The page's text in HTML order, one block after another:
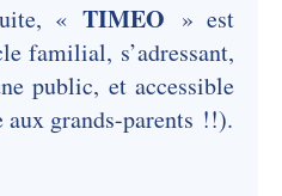
«TIMEO » est
familial, s’adressant,
public, et accessible
aux grands-parents !!).